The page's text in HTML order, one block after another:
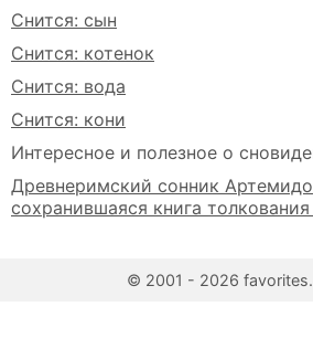
Снится: сын
Снится: котенок
Снится: вода
Снится: кони
Интересное и полезное о
Древнеримский сонник
сохранившаяся книга
© 2001 - 2026